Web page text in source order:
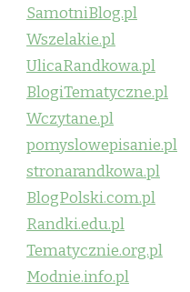
SamotniBlog.pl
Wszelakie.pl
UlicaRandkowa.pl
BlogiTematyczne.pl
Wczytane.pl
pomyslowepisanie.pl
stronarandkowa.pl
BlogPolski.com.pl
Randki.edu.pl
Tematycznie.org.pl
Modnie.info.pl